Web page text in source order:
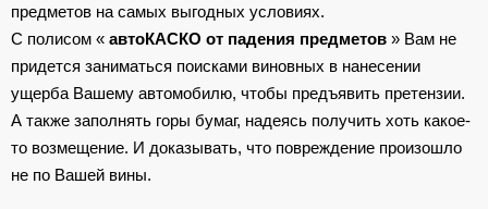
предметов на самых выгодных условиях.
С полисом « автоКАСКО от падения предметов » Вам не
придется заниматься поисками виновных в нанесении
ущерба Вашему автомобилю, чтобы предъявить претензии.
А также заполнять горы бумаг, надеясь получить хоть какое-
то возмещение. И доказывать, что повреждение произошло
не по Вашей вины.